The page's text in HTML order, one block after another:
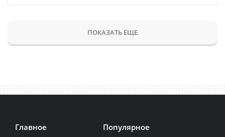
ПОКАЗАТЬ ЕЩЕ
Главное Популярное